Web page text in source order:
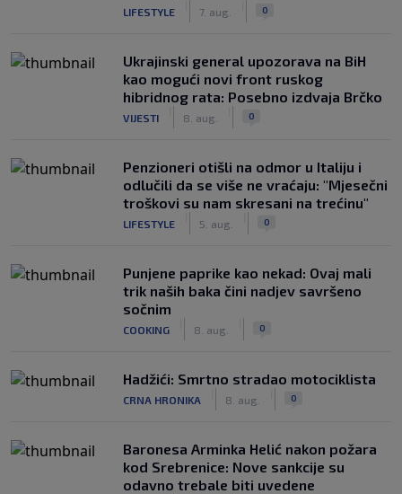
LIFESTYLE 7. aug. 0
Ukrajinski general upozorava na BiH
kao mogući novi front ruskog
hibridnog rata: Posebno izdvaja Brčko
VIJESTI 8. aug. 0
Penzioneri otišli na odmor u Italiju i
odlučili da se više ne vraćaju: "Mjesečni
troškovi su nam skresani na trećinu"
LIFESTYLE 5. aug. 0
Punjene paprike kao nekad: Ovaj mali
trik naših baka čini nadjev savršeno
sočnim
COOKING 8. aug. 0
Hadžići: Smrtno stradao motociklista
CRNA HRONIKA 8. aug. 0
Baronesa Arminka Helić nakon požara
kod Srebrenice: Nove sankcije su
odavno trebale biti uvedene